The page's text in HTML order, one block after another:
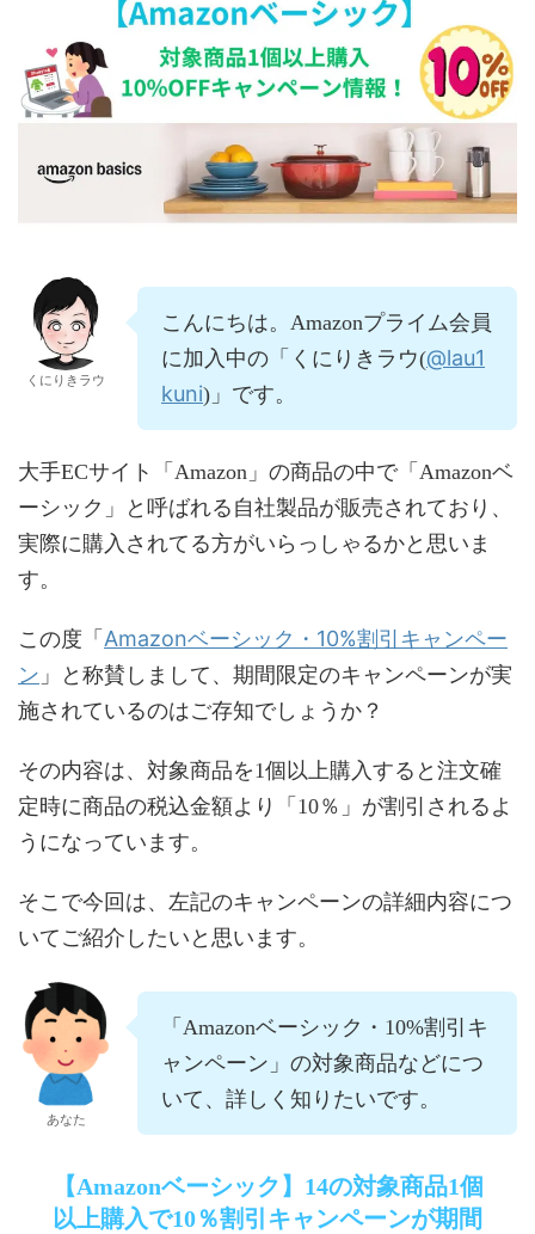
くにりきラウ
こんにちは。Amazonプライム会員
に加入中の「くにりきラウ(@lau1
kuni)」です。
大手ECサイト「Amazon」の商品の中で「Amazonベ
ーシック」と呼ばれる自社製品が販売されており、
実際に購入されてる方がいらっしゃるかと思いま
す。
この度「 Amazonベーシック・10%割引キャンペー
ン 」と称賛しまして、期間限定のキャンペーンが実
施されているのはご存知でしょうか？
その内容は、対象商品を1個以上購入すると注文確
定時に商品の税込金額より「10％」が割引されるよ
うになっています。
そこで今回は、左記のキャンペーンの詳細内容につ
いてご紹介したいと思います。
あなた
「Amazonベーシック・10%割引キ
ャンペーン」の対象商品などにつ
いて、詳しく知りたいです。
【Amazonベーシック】14の対象商品1個
以上購入で10％割引キャンペーンが期間